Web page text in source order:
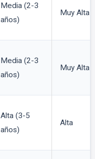
Media (2-3
años)
Muy Alta
Media (2-3
años)
Muy Alta
Alta (3-5
años)
Alta